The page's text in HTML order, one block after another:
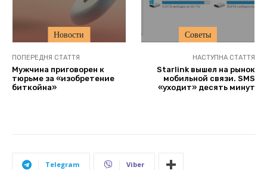
Новости Советы
ПОПЕРЕДНЯ СТАТТЯ
Мужчина приговорен к
тюрьме за «изобретение
биткойна»
НАСТУПНА СТАТТЯ
Starlink вышел на рынок
мобильной связи. SMS
«уходит» десять минут
Telegram Viber